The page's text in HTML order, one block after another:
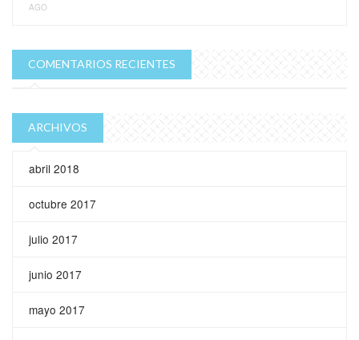
AGO
COMENTARIOS RECIENTES
ARCHIVOS
abril 2018
octubre 2017
julio 2017
junio 2017
mayo 2017